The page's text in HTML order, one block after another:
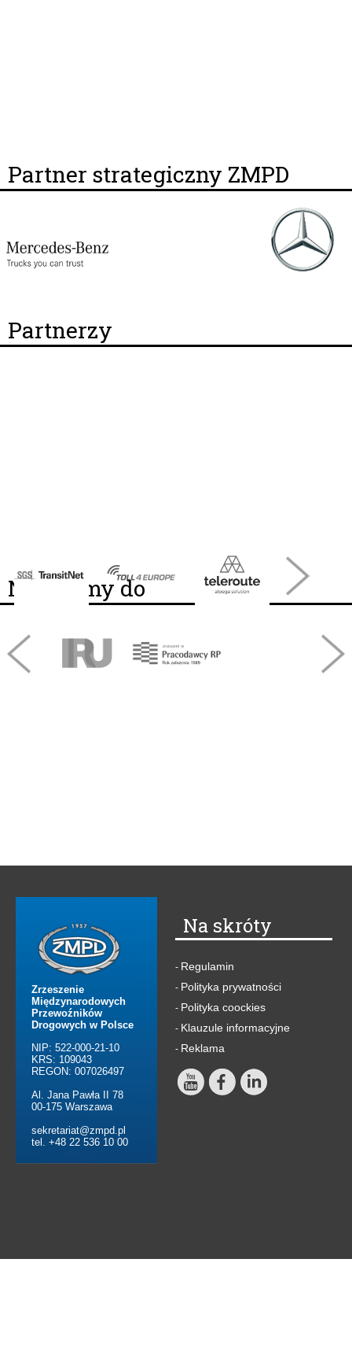
Partner strategiczny ZMPD
Partnerzy
Należymy do
Zrzeszenie
Międzynarodowych
Przewoźników
Drogowych w Polsce
NIP: 522-000-21-10
KRS: 109043
REGON: 007026497
Al. Jana Pawła II 78
00-175 Warszawa
sekretariat@zmpd.pl
tel. +48 22 536 10 00
Na skróty
- Regulamin
- Polityka prywatności
- Polityka coockies
- Klauzule informacyjne
- Reklama